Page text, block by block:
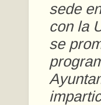
sede
con la
se